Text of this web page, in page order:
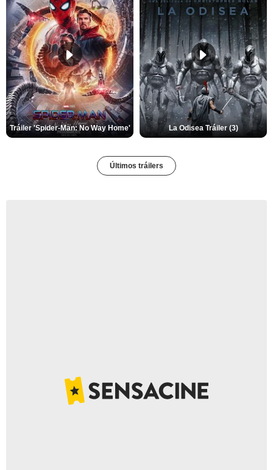
Tráiler 'Spider-Man: No Way Home' La Odisea Tráiler (3)
Últimos tráilers